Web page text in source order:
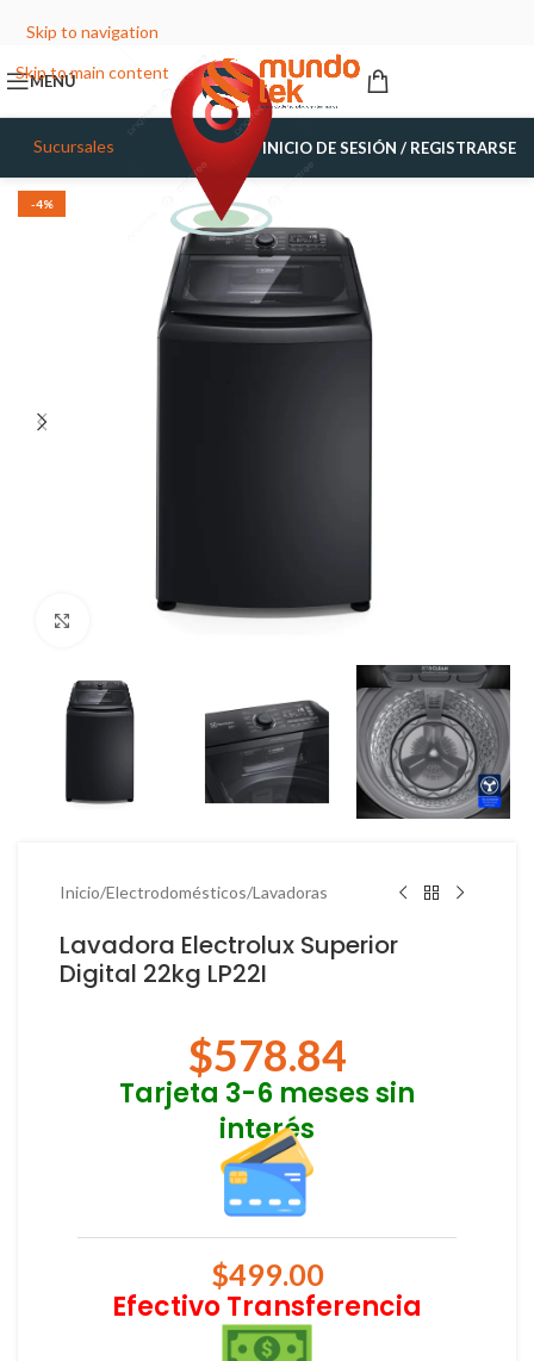
Skip to navigation
Skip to main content
MENÚ
Sucursales INICIO DE SESIÓN / REGISTRARSE
-4%
Haga Click para agrandar
Inicio/Electrodomésticos/Lavadoras
Lavadora Electrolux Superior
Digital 22kg LP22I
$578.84
Tarjeta 3-6 meses sin
interés
$499.00
Efectivo Transferencia